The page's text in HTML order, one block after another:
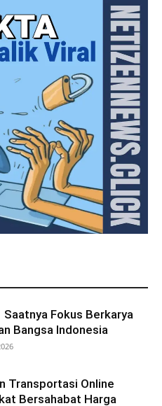
Saatnya Fokus Berkarya
Bangsa Indonesia
Transportasi Online
Bersahabat Harga